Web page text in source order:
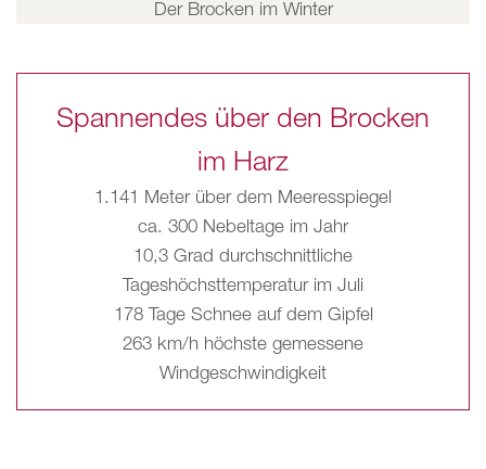
Der Brocken im Winter
Spannendes über den Brocken
im Harz
1.141 Meter über dem Meeresspiegel
ca. 300 Nebeltage im Jahr
10,3 Grad durchschnittliche
Tageshöchsttemperatur im Juli
178 Tage Schnee auf dem Gipfel
263 km/h höchste gemessene
Windgeschwindigkeit